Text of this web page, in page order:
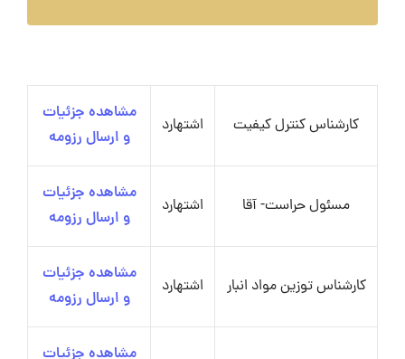
کارشناس کنترل کیفیت اشتهارد
مشاهده جزئیات
و ارسال رزومه
مسئول حراست- آقا اشتهارد
مشاهده جزئیات
و ارسال رزومه
کارشناس توزین مواد انبار اشتهارد
مشاهده جزئیات
و ارسال رزومه